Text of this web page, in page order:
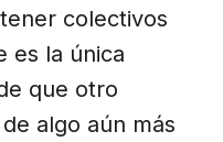
colectivos
es la única
que otro
algo aún más